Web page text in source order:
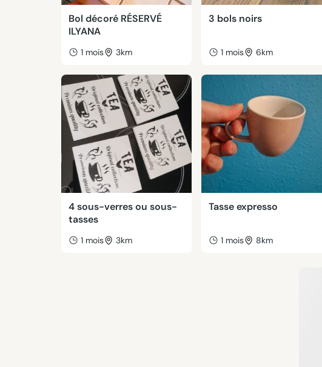
Bol décoré RÉSERVÉ
ILYANA
1 mois 3km
3 bols noirs
1 mois 6km
4 sous-verres ou sous-
tasses
1 mois 3km
Tasse expresso
1 mois 8km